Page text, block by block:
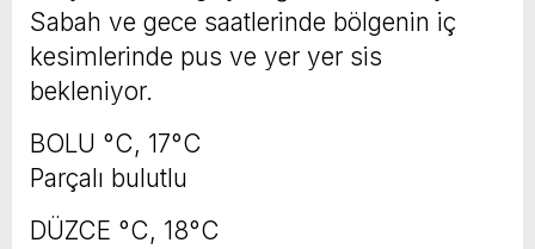
Sabah ve gece saatlerinde bölgenin iç
kesimlerinde pus ve yer yer sis
bekleniyor.
BOLU °C, 17°C
Parçalı bulutlu
DÜZCE °C, 18°C